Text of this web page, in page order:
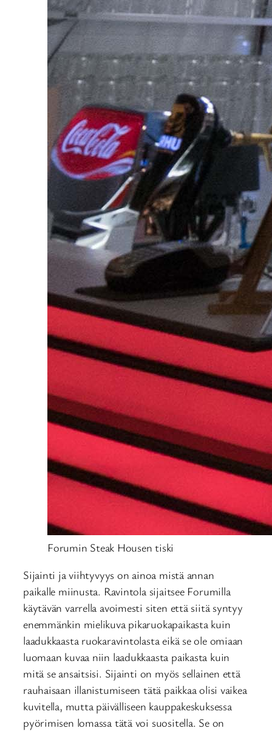
Forumin Steak Housen tiski
Sijainti ja viihtyvyys on ainoa mistä annan
paikalle miinusta. Ravintola sijaitsee Forumilla
käytävän varrella avoimesti siten että siitä syntyy
enemmänkin mielikuva pikaruokapaikasta kuin
laadukkaasta ruokaravintolasta eikä se ole omiaan
luomaan kuvaa niin laadukkaasta paikasta kuin
mitä se ansaitsisi. Sijainti on myös sellainen että
rauhaisaan illanistumiseen tätä paikkaa olisi vaikea
kuvitella, mutta päivälliseen kauppakeskuksessa
pyörimisen lomassa tätä voi suositella. Se on